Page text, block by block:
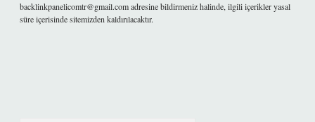
backlinkpanelicomtr@gmail.comadresine bildirmeniz halinde, ilgili içerikler yasal
süre içerisinde sitemizden kaldırılacaktır.